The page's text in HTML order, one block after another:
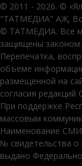
© 2011 - 2026. ©
"ТАТМЕДИА" АҖ.
© ТАТМЕДИА. Все
защищены законом.
Перепечатка,
объеме
размещенной на
согласия
При поддержке
массовым
Наименование
№ свидетельства
выдано